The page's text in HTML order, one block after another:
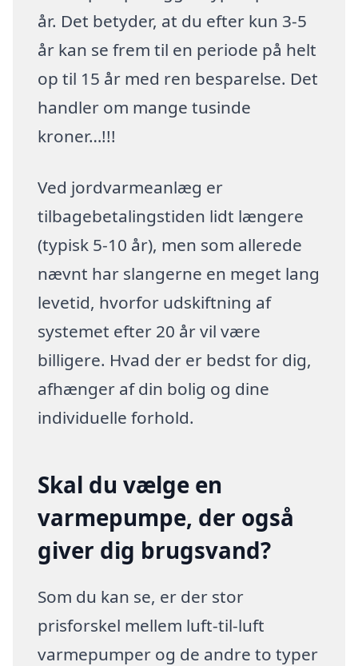
år. Det betyder, at du efter kun 3-5
år kan se frem til en periode på helt
op til 15 år med ren besparelse. Det
handler om mange tusinde
kroner…!!!
Ved jordvarmeanlæg er
tilbagebetalingstiden lidt længere
(typisk 5-10 år), men som allerede
nævnt har slangerne en meget lang
levetid, hvorfor udskiftning af
systemet efter 20 år vil være
billigere. Hvad der er bedst for dig,
afhænger af din bolig og dine
individuelle forhold.
Skal du vælge en
varmepumpe, der også
giver dig brugsvand?
Som du kan se, er der stor
prisforskel mellem luft-til-luft
varmepumper og de andre to typer